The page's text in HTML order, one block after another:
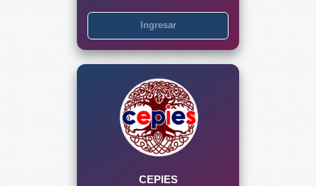
Ingresar
CEPIES